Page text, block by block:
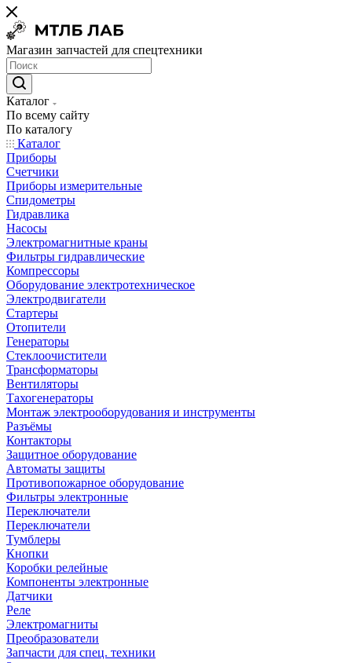
Магазин запчастей для спецтехники
Каталог
По всему сайту
По каталогу
Каталог
Приборы
Счетчики
Приборы измерительные
Спидометры
Гидравлика
Насосы
Электромагнитные краны
Фильтры гидравлические
Компрессоры
Оборудование электротехническое
Электродвигатели
Стартеры
Отопители
Генераторы
Стеклоочистители
Трансформаторы
Вентиляторы
Тахогенераторы
Монтаж электрооборудования и инструменты
Разъёмы
Контакторы
Защитное оборудование
Автоматы защиты
Противопожарное оборудование
Фильтры электронные
Переключатели
Переключатели
Тумблеры
Кнопки
Коробки релейные
Компоненты электронные
Датчики
Реле
Электромагниты
Преобразователи
Запчасти для спец. техники